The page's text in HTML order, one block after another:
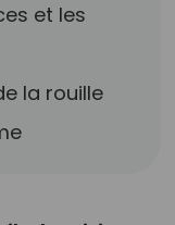
et les
la rouille